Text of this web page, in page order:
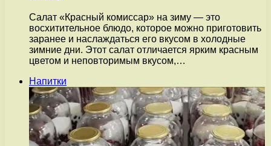
Салат «Красный комиссар» на зиму — это
восхитительное блюдо, которое можно приготовить
заранее и наслаждаться его вкусом в холодные
зимние дни. Этот салат отличается ярким красным
цветом и неповторимым вкусом,…
Напитки